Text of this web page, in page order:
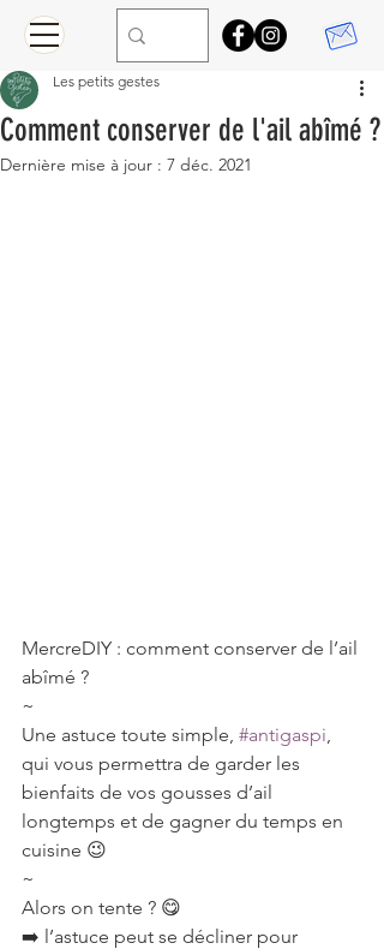
Comment conserver de l'ail abîmé ?
Les petits gestes
Dernière mise à jour : 7 déc. 2021
MercreDIY : comment conserver de l’ail
abîmé ?
~
Une astuce toute simple, #antigaspi,
qui vous permettra de garder les
bienfaits de vos gousses d’ail
longtemps et de gagner du temps en
cuisine 😉
~
Alors on tente ? 😋
➡️ l’astuce peut se décliner pour